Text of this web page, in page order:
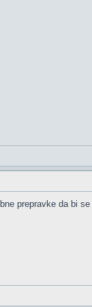
prepravke da bi